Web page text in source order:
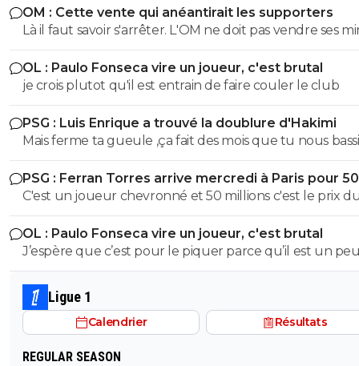
OM : Cette vente qui anéantirait les supporters
Là il faut savoir s'arrêter. L'OM ne doit pas vendre ses
qui risquent d'éclater cette saison. Vendre Mmadi
tirer 1 million d'euros à Villareal stop. Qui sait si Mmadi
vaudra pas 20 ou plus en fin de saison???
OL : Paulo Fonseca vire un joueur, c'est brutal
je crois plutot qu'il est entrain de faire couler le club
PSG : Luis Enrique a trouvé la doublure d'Hakimi
Mais ferme ta gueule ,ça fait des mois que tu nous
en disant qu'il sera condamné.Donc tu le dis coupable
pauvre abruti de consanguin
PSG : Ferran Torres arrive mercredi à Paris pour
C'est un joueur chevronné et 50 millions c'est le prix
marché et Gots n'a rien prouvé
OL : Paulo Fonseca vire un joueur, c'est brutal
J’espère que c’est pour le piquer parce qu’il est un
nonchalant
Ligue 1
Calendrier Résultats
REGULAR SEASON